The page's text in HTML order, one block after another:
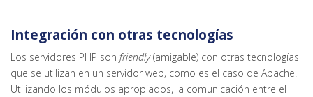
Integración con otras tecnologías
Los servidores PHP son friendly(amigable) con otras tecnologías
que se utilizan en un servidor web, como es el caso de Apache.
Utilizando los módulos apropiados, la comunicación entre el